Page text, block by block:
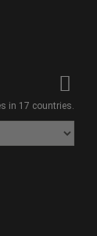
in 17 countries.